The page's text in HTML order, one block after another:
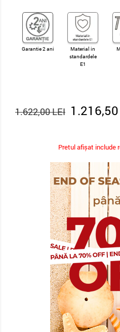
Garantie 2 ani
Material in
standardele
E1
1.622,00 LEI
Pretul afișat include